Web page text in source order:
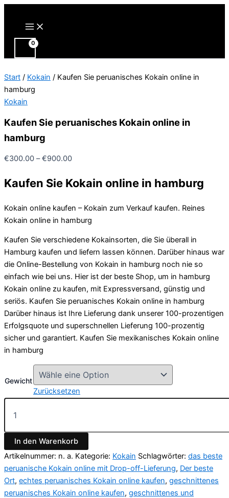
Main
Menu
Start / Kokain / Kaufen Sie peruanisches Kokain online in
hamburg
Kokain
Kaufen Sie peruanisches Kokain online in
hamburg
€300.00 –€900.00Preisspanne:
bis
Kaufen Sie Kokain online in hamburg
Kokain online kaufen – Kokain zum Verkauf kaufen. Reines
Kokain online in hamburg
Kaufen Sie verschiedene Kokainsorten, die Sie überall in
Hamburg kaufen und liefern lassen können. Darüber hinaus war
die Online-Bestellung von Kokain in hamburg noch nie so
einfach wie bei uns. Hier ist der beste Shop, um in hamburg
Kokain online zu kaufen, mit Expressversand, günstig und
seriös. Kaufen Sie peruanisches Kokain online in hamburg
Darüber hinaus ist Ihre Lieferung dank unserer 100-prozentigen
Erfolgsquote und superschnellen Lieferung 100-prozentig
sicher und garantiert. Kaufen Sie mexikanisches Kokain online
in hamburg
Gewicht
Zurücksetzen
Kaufen
Kokain
online
in
hamburg
Menge
In den Warenkorb
Artikelnummer: n. a. Kategorie: Kokain Schlagwörter: das beste
peruanische Kokain online mit Drop-off-Lieferung, Der beste
Ort, echtes peruanisches Kokain online kaufen, geschnittenes
peruanisches Kokain online kaufen, geschnittenes und